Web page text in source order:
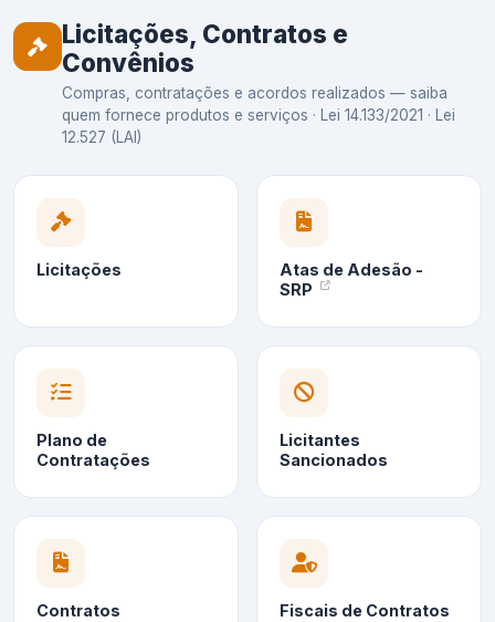
Licitações, Contratos e
Convênios
Compras, contratações e acordos realizados — saiba
quem fornece produtos e serviços · Lei 14.133/2021 · Lei
12.527 (LAI)
Licitações
Atas de Adesão -
SRP
Plano de
Contratações
Licitantes
Sancionados
Contratos Fiscais de Contratos